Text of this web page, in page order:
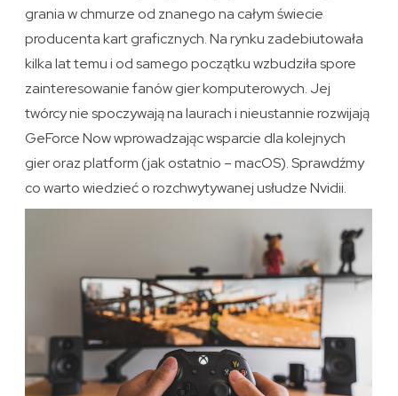
grania w chmurze od znanego na całym świecie
producenta kart graficznych. Na rynku zadebiutowała
kilka lat temu i od samego początku wzbudziła spore
zainteresowanie fanów gier komputerowych. Jej
twórcy nie spoczywają na laurach i nieustannie rozwijają
GeForce Now wprowadzając wsparcie dla kolejnych
gier oraz platform (jak ostatnio – macOS). Sprawdźmy
co warto wiedzieć o rozchwytywanej usłudze Nvidii.